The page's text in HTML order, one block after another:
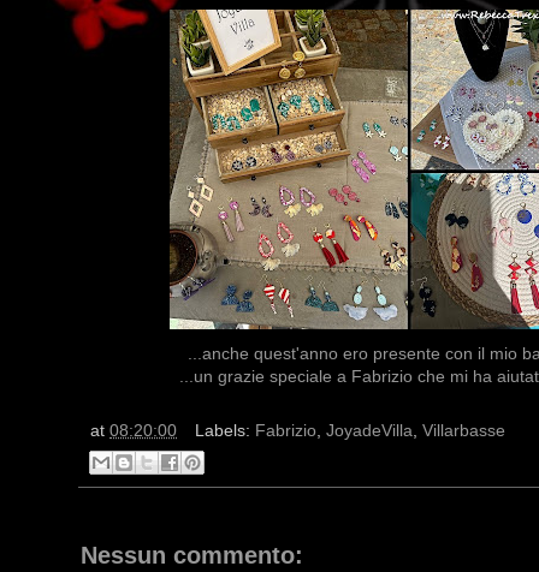
...anche quest'anno ero presente con il mio
...un grazie speciale a Fabrizio che mi ha
at 08:20:00 Labels: Fabrizio, JoyadeVilla, Villarbasse
Nessun commento: